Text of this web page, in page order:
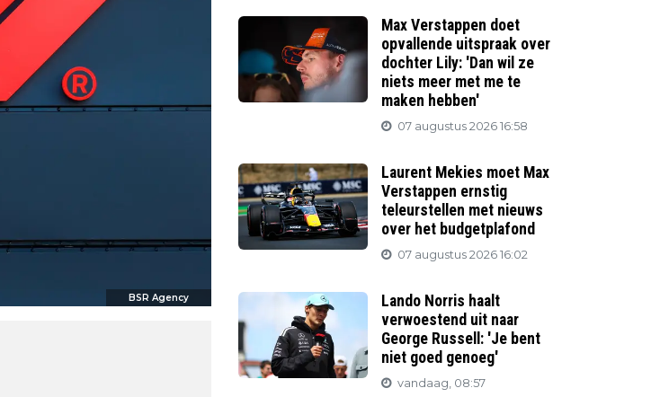
BSR Agency
Max Verstappen doet
opvallende uitspraak over
dochter Lily: 'Dan wil ze
niets meer met me te
maken hebben'
07 augustus 2026 16:58
Laurent Mekies moet Max
Verstappen ernstig
teleurstellen met nieuws
over het budgetplafond
07 augustus 2026 16:02
Lando Norris haalt
verwoestend uit naar
George Russell: 'Je bent
niet goed genoeg'
vandaag, 08:57